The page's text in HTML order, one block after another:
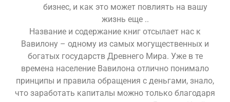
бизнес, и как это может повлиять на вашу
жизнь еще ..
Название и содержание книг отсылает нас к
Вавилону – одному из самых могущественных и
богатых государств Древнего Мира. Уже в те
времена население Вавилона отлично понимало
принципы и правила обращения с деньгами, знало,
что заработать капиталы можно только благодаря